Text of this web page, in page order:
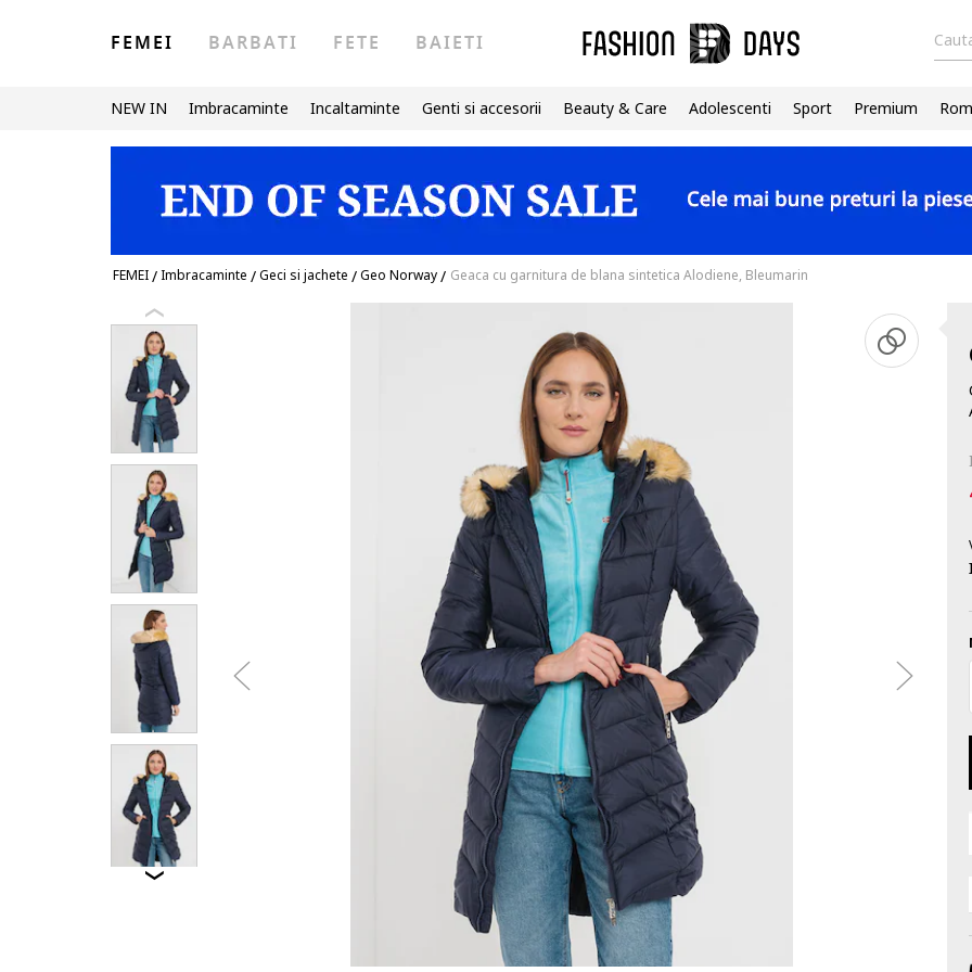
FEMEI BARBATI FETE BAIETI
NEW IN Imbracaminte Incaltaminte Genti si accesorii Beauty & Care Adolescenti Sport Premium
FEMEI/Imbracaminte /Geci si jachete /Geo Norway/ Geaca cu garnitura de blana sintetica Alodiene, Bleumarin